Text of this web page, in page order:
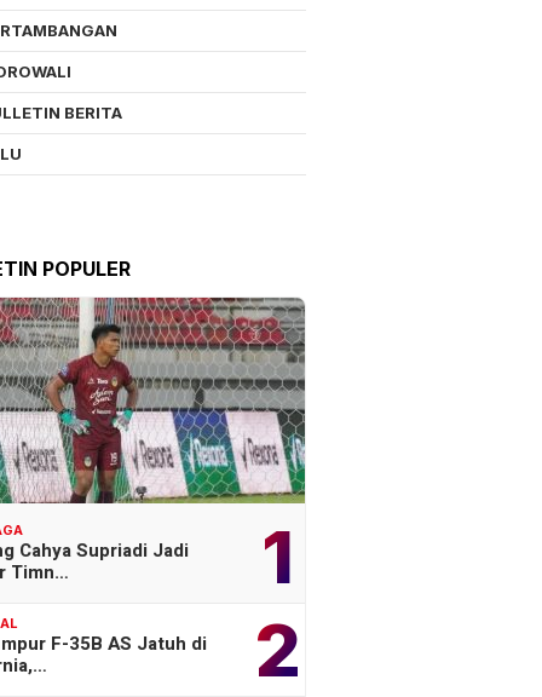
BERITA
POPULER
1
Cahya Supriadi Jadi
Timn…
2
F-35B AS Jatuh di